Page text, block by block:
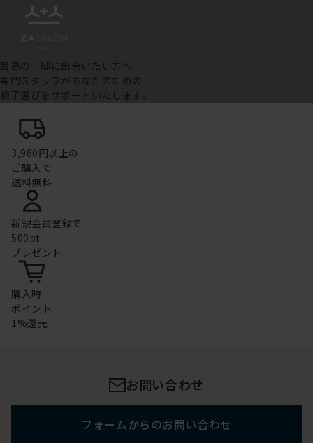
最高の一脚に出会いたい方へ
専門スタッフがあなたのための
椅子選びをサポートいたします。
3,980円以上の
ご購入で
送料無料
新規会員登録で
500pt
プレゼント
購入時
ポイント
1%還元
お問い合わせ
フォームからのお問い合わせ